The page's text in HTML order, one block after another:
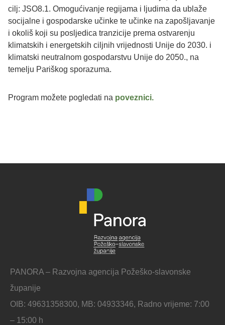
cilj: JSO8.1. Omogućivanje regijama i ljudima da ublaže
socijalne i gospodarske učinke te učinke na zapošljavanje
i okoliš koji su posljedica tranzicije prema ostvarenju
klimatskih i energetskih ciljnih vrijednosti Unije do 2030. i
klimatski neutralnom gospodarstvu Unije do 2050., na
temelju Pariškog sporazuma.
Program možete pogledati na poveznici.
PANORA – Razvojna agencija Požeško-slavonske
županije
OIB: 49631358300, MB: 04933346, Radno vrijeme: 7:00
– 15:00 h